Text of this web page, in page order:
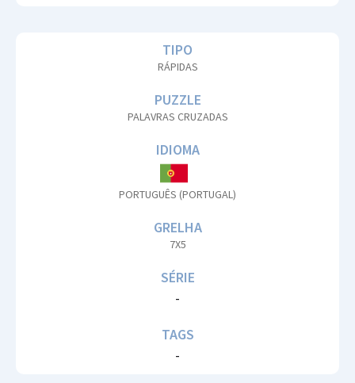
TIPO
RÁPIDAS
PUZZLE
PALAVRAS CRUZADAS
IDIOMA
PORTUGUÊS (PORTUGAL)
GRELHA
7X5
SÉRIE
-
TAGS
-